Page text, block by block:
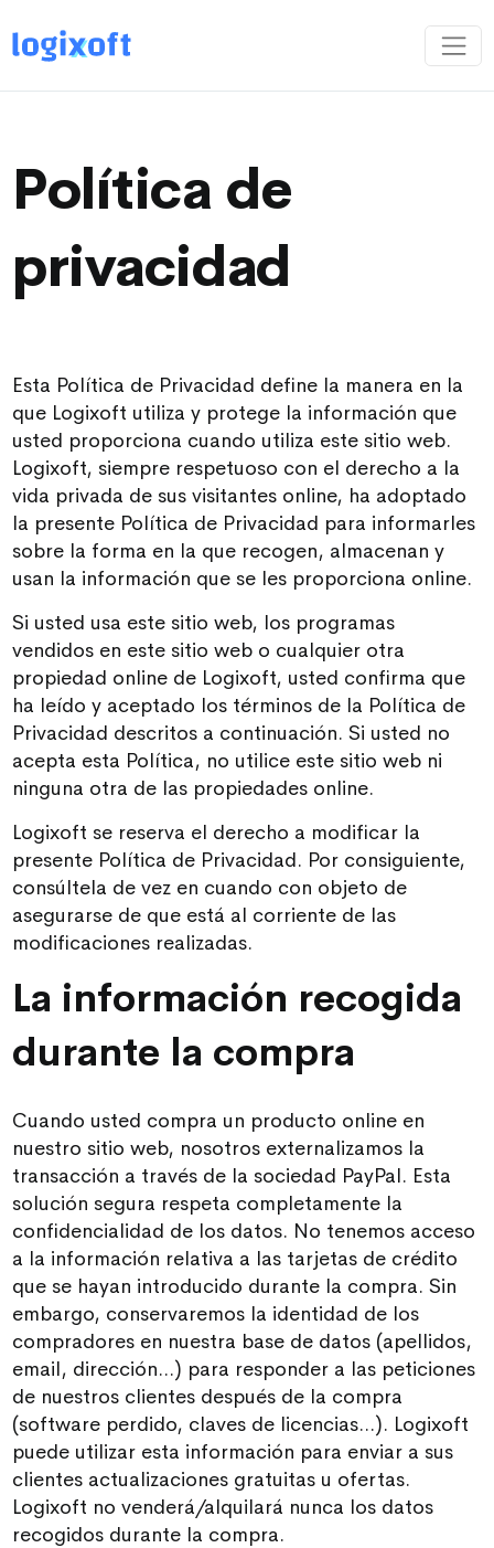
Política de
privacidad
Esta Política de Privacidad define la manera en la
que Logixoft utiliza y protege la información que
usted proporciona cuando utiliza este sitio web.
Logixoft, siempre respetuoso con el derecho a la
vida privada de sus visitantes online, ha adoptado
la presente Política de Privacidad para informarles
sobre la forma en la que recogen, almacenan y
usan la información que se les proporciona online.
Si usted usa este sitio web, los programas
vendidos en este sitio web o cualquier otra
propiedad online de Logixoft, usted confirma que
ha leído y aceptado los términos de la Política de
Privacidad descritos a continuación. Si usted no
acepta esta Política, no utilice este sitio web ni
ninguna otra de las propiedades online.
Logixoft se reserva el derecho a modificar la
presente Política de Privacidad. Por consiguiente,
consúltela de vez en cuando con objeto de
asegurarse de que está al corriente de las
modificaciones realizadas.
La información recogida
durante la compra
Cuando usted compra un producto online en
nuestro sitio web, nosotros externalizamos la
transacción a través de la sociedad PayPal. Esta
solución segura respeta completamente la
confidencialidad de los datos. No tenemos acceso
a la información relativa a las tarjetas de crédito
que se hayan introducido durante la compra. Sin
embargo, conservaremos la identidad de los
compradores en nuestra base de datos (apellidos,
email, dirección...) para responder a las peticiones
de nuestros clientes después de la compra
(software perdido, claves de licencias...). Logixoft
puede utilizar esta información para enviar a sus
clientes actualizaciones gratuitas u ofertas.
Logixoft no venderá/alquilará nunca los datos
recogidos durante la compra.